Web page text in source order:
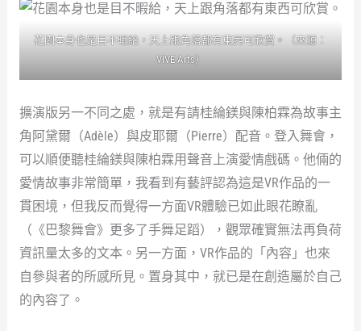
花園本身也是目不暇給，天上跟角落都有東西可欣賞。（來源：
VIVE Arts）
擴演版另一不同之處，就是有請桂綸鎂與陳柏霖為故事主
角阿黛爾（Adèle）與皮耶爾（Pierre）配音。登入舞會，
可以順便聽桂綸鎂與陳柏霖用聲音上演愛情戲碼。他倆的
愛情故事非常簡單，我看到有藝評認為這是VR作品的一
貫困境，但我反而覺得一方面VR體驗已如此眼花瞭亂
（《巴黎舞會》更多了手舞足蹈），觀眾確實無法再負荷
資訊量太多的文本。另一方面，VR作品的「內容」也來
自參與者的所感所見。置身其中，就已是在創造屬於自己
的內容了。